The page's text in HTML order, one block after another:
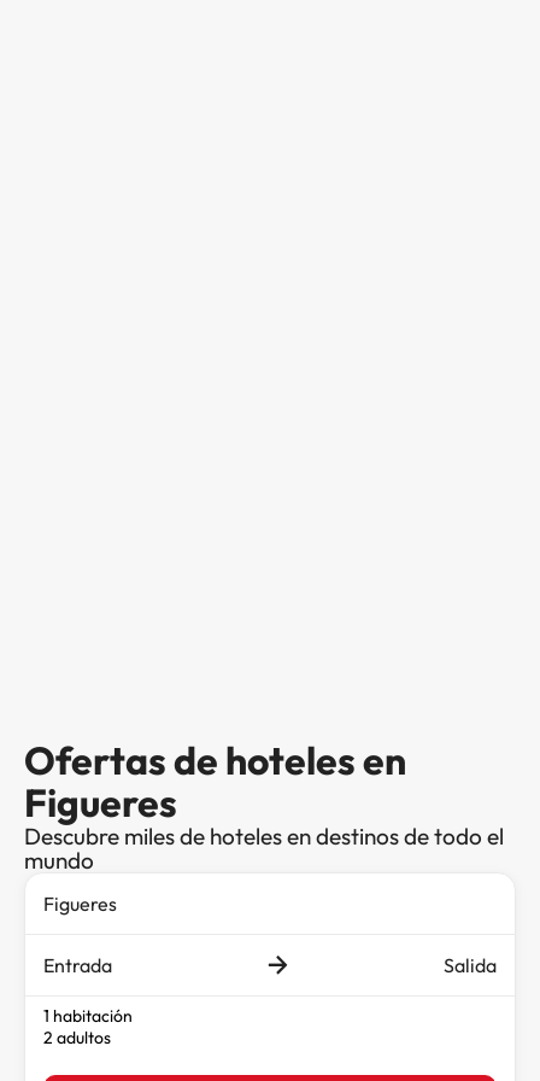
Ofertas de hoteles en
Figueres
Descubre miles de hoteles en destinos de todo el
mundo
Entrada Salida
1 habitación
2 adultos